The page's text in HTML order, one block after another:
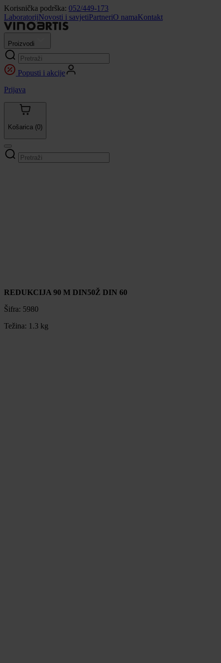
Korisnička podrška: 052/449-173
LaboratorijNovosti i savjetiPartneriO namaKontakt
Proizvodi
Popusti i akcije
Prijava
Košarica (0)
REDUKCIJA 90 M DIN50Ž DIN 60
Šifra: 5980
Težina: 1.3 kg